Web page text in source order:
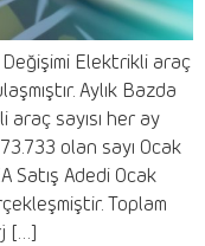
Değişimi Elektrikli araç
Aylık Bazda
araç sayısı her ay
olan sayı Ocak
Satış Adedi Ocak
Toplam
[…]